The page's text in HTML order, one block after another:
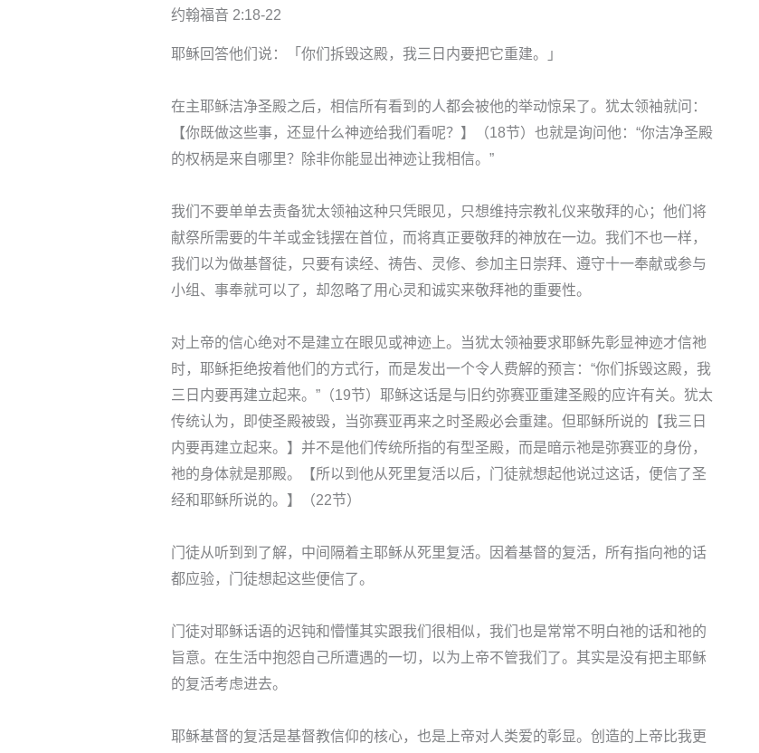
约翰福音 2:18-22
耶稣回答他们说：「你们拆毁这殿，我三日内要把它重建。」
在主耶稣洁净圣殿之后，相信所有看到的人都会被他的举动惊呆了。犹太领袖就问：
【你既做这些事，还显什么神迹给我们看呢？】（18节）也就是询问他：“你洁净圣殿
的权柄是来自哪里？除非你能显出神迹让我相信。”
我们不要单单去责备犹太领袖这种只凭眼见，只想维持宗教礼仪来敬拜的心；他们将
献祭所需要的牛羊或金钱摆在首位，而将真正要敬拜的神放在一边。我们不也一样，
我们以为做基督徒，只要有读经、祷告、灵修、参加主日崇拜、遵守十一奉献或参与
小组、事奉就可以了，却忽略了用心灵和诚实来敬拜祂的重要性。
对上帝的信心绝对不是建立在眼见或神迹上。当犹太领袖要求耶稣先彰显神迹才信祂
时，耶稣拒绝按着他们的方式行，而是发出一个令人费解的预言：“你们拆毁这殿，我
三日内要再建立起来。”（19节）耶稣这话是与旧约弥赛亚重建圣殿的应许有关。犹太
传统认为，即使圣殿被毁，当弥赛亚再来之时圣殿必会重建。但耶稣所说的【我三日
内要再建立起来。】并不是他们传统所指的有型圣殿，而是暗示祂是弥赛亚的身份，
祂的身体就是那殿。【所以到他从死里复活以后，门徒就想起他说过这话，便信了圣
经和耶稣所说的。】（22节）
门徒从听到到了解，中间隔着主耶稣从死里复活。因着基督的复活，所有指向祂的话
都应验，门徒想起这些便信了。
门徒对耶稣话语的迟钝和懵懂其实跟我们很相似，我们也是常常不明白祂的话和祂的
旨意。在生活中抱怨自己所遭遇的一切，以为上帝不管我们了。其实是没有把主耶稣
的复活考虑进去。
耶稣基督的复活是基督教信仰的核心，也是上帝对人类爱的彰显。创造的上帝比我更